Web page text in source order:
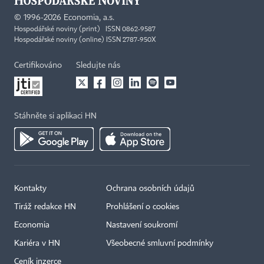
© 1996-2026 Economia, a.s.
Hospodářské noviny (print) ISSN 0862-9587
Hospodářské noviny (online) ISSN 2787-950X
Certifikováno Sledujte nás
Stáhněte si aplikaci HN
Kontakty
Tiráž redakce HN
Economia
Kariéra v HN
Ceník inzerce
Ochrana osobních údajů
Prohlášení o cookies
Nastavení soukromí
Všeobecné smluvní podmínky